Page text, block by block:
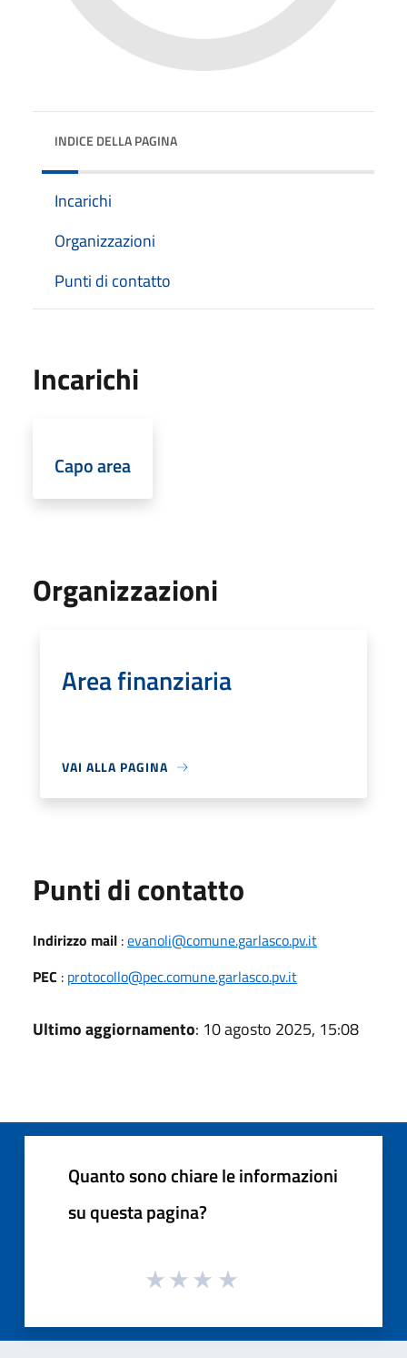
INDICE DELLA PAGINA
Incarichi
Organizzazioni
Punti di contatto
Incarichi
Capo area
Organizzazioni
Area finanziaria
VAI ALLA PAGINA
Punti di contatto
Indirizzo mail :evanoli@comune.garlasco.pv.it
PEC : protocollo@pec.comune.garlasco.pv.it
Ultimo aggiornamento: 10 agosto 2025, 15:08
Quanto sono chiare le informazioni
su questa pagina?